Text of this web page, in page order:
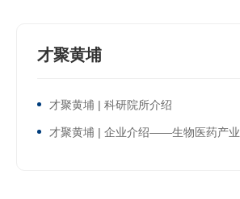
才聚黄埔
才聚黄埔 | 科研院所介绍
才聚黄埔 | 企业介绍——生物医药产业